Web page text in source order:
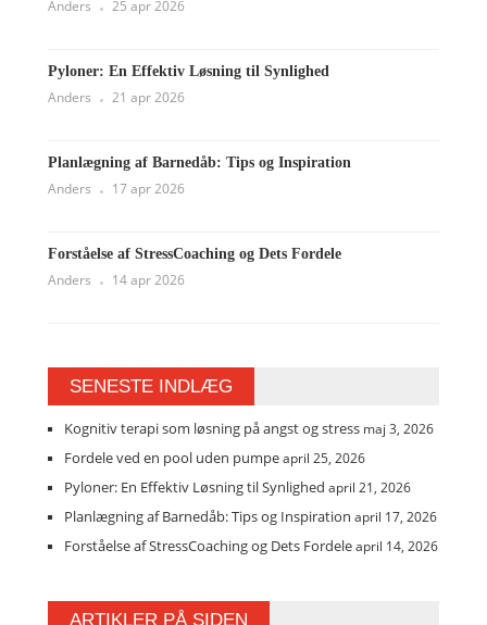
Anders 25 apr 2026
Pyloner: En Effektiv Løsning til Synlighed
Anders 21 apr 2026
Planlægning af Barnedåb: Tips og Inspiration
Anders 17 apr 2026
Forståelse af StressCoaching og Dets Fordele
Anders 14 apr 2026
SENESTE INDLÆG
Kognitiv terapi som løsning på angst og stress maj 3, 2026
Fordele ved en pool uden pumpeapril 25, 2026
Pyloner: En Effektiv Løsning til Synlighed april 21, 2026
Planlægning af Barnedåb: Tips og Inspiration april 17, 2026
Forståelse af StressCoaching og Dets Fordeleapril 14, 2026
ARTIKLER PÅ SIDEN